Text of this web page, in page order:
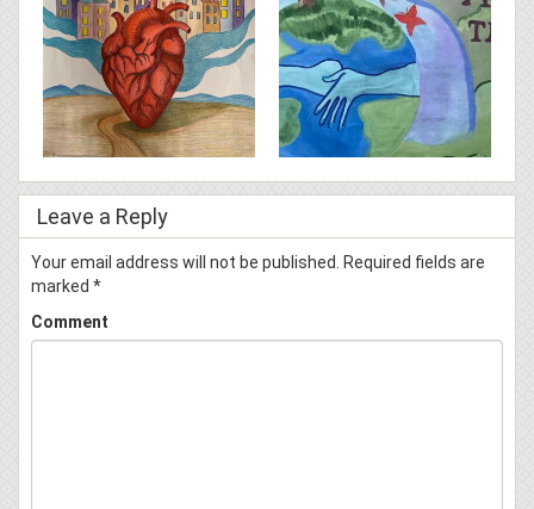
Leave a Reply
Your email address will not be published.
Required fields are
marked *
Comment